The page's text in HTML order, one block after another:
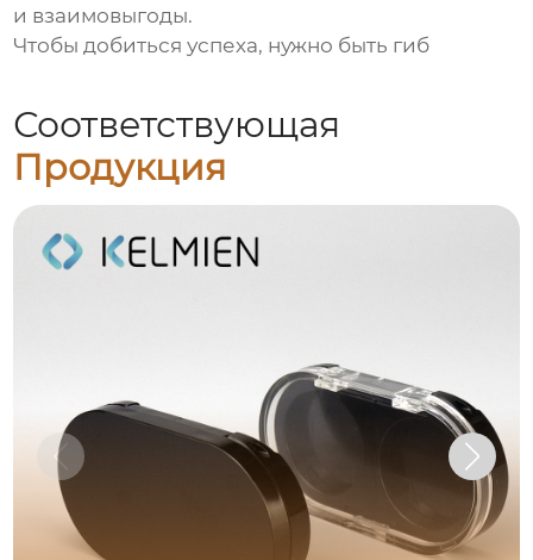
и взаимовыгоды.
Чтобы добиться успеха, нужно быть гиб
Соответствующая
Продукция